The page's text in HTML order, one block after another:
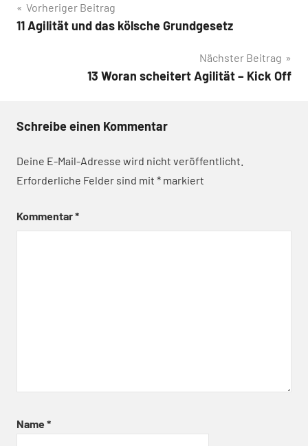
Beitragsnavigation
Vorheriger Beitrag
11 Agilität und das kölsche Grundgesetz
Nächster Beitrag
13 Woran scheitert Agilität – Kick Off
Schreibe einen Kommentar
Deine E-Mail-Adresse wird nicht veröffentlicht.
Erforderliche Felder sind mit * markiert
Kommentar*
Name *